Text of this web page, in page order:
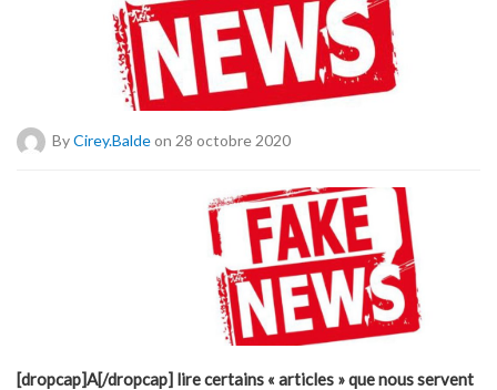
ByCirey.baldeon 28 octobre 2020
[dropcap]A[/dropcap] lire certains « articles » que nous servent